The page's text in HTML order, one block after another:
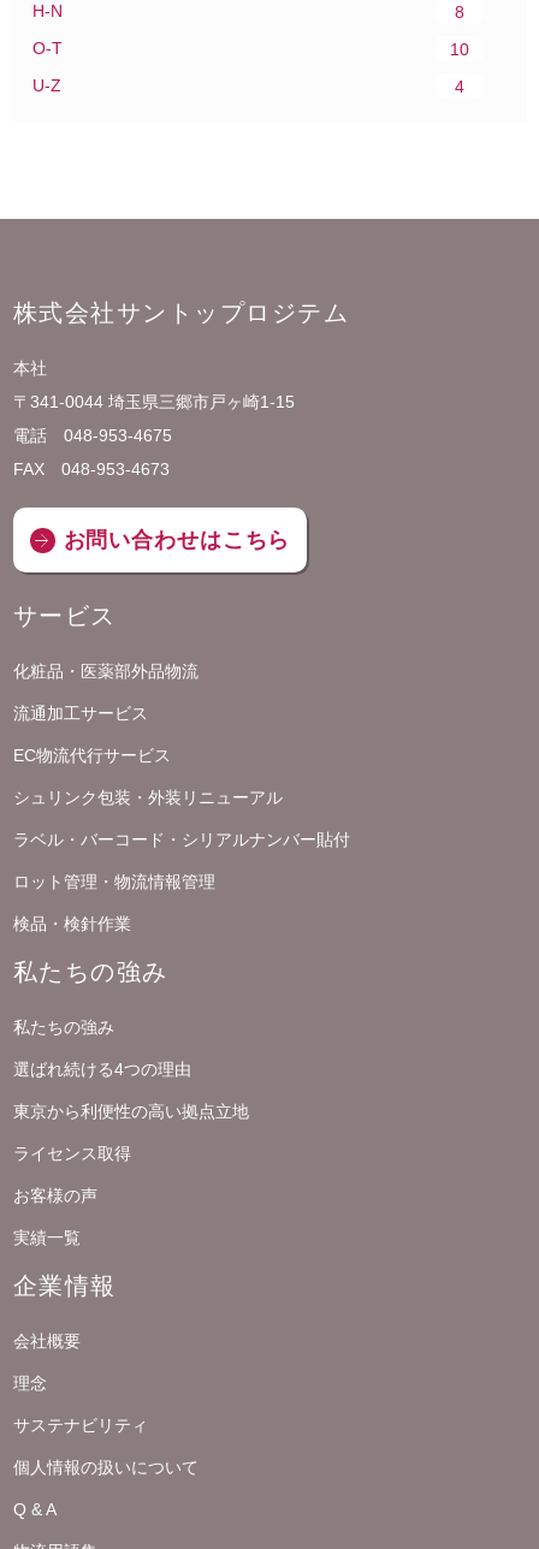
H-N
8
O-T
10
U-Z
4
株式会社サントップロジテム
本社
〒341-0044 埼玉県三郷市戸ヶ崎1-15
電話 048-953-4675
FAX 048-953-4673
お問い合わせはこちら
サービス
化粧品・医薬部外品物流
流通加工サービス
EC物流代行サービス
シュリンク包装・外装リニューアル
ラベル・バーコード・シリアルナンバー貼付
ロット管理・物流情報管理
検品・検針作業
私たちの強み
私たちの強み
選ばれ続ける4つの理由
東京から利便性の高い拠点立地
ライセンス取得
お客様の声
実績一覧
企業情報
会社概要
理念
サステナビリティ
個人情報の扱いについて
Q & A